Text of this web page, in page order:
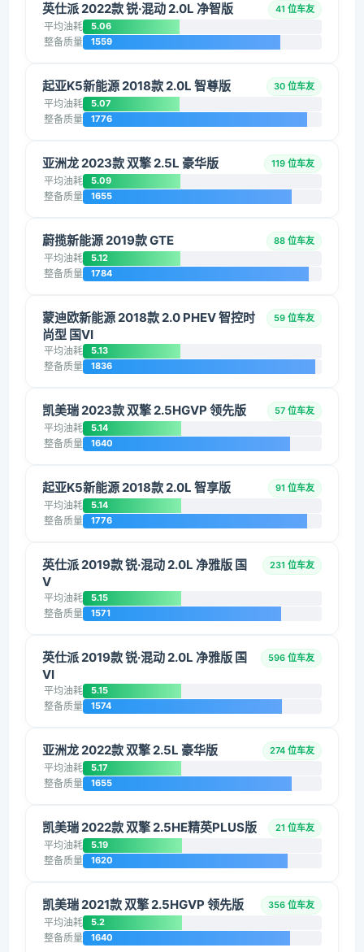
英仕派 2022款 锐·混动 2.0L 净智版 41 位车友
平均油耗 5.06
整备质量 1559
起亚K5新能源 2018款 2.0L 智尊版 30 位车友
平均油耗 5.07
整备质量 1776
亚洲龙 2023款 双擎 2.5L 豪华版 119 位车友
平均油耗 5.09
整备质量 1655
蔚揽新能源 2019款 GTE 88 位车友
平均油耗 5.12
整备质量 1784
蒙迪欧新能源 2018款 2.0 PHEV 智控时
尚型 国VI
59 位车友
平均油耗 5.13
整备质量 1836
凯美瑞 2023款 双擎 2.5HGVP 领先版 57 位车友
平均油耗 5.14
整备质量 1640
起亚K5新能源 2018款 2.0L 智享版 91 位车友
平均油耗 5.14
整备质量 1776
英仕派 2019款 锐·混动 2.0L 净雅版 国
V
231 位车友
平均油耗 5.15
整备质量 1571
英仕派 2019款 锐·混动 2.0L 净雅版 国
VI
596 位车友
平均油耗 5.15
整备质量 1574
亚洲龙 2022款 双擎 2.5L 豪华版 274 位车友
平均油耗 5.17
整备质量 1655
凯美瑞 2022款 双擎 2.5HE精英PLUS版 21 位车友
平均油耗 5.19
整备质量 1620
凯美瑞 2021款 双擎 2.5HGVP 领先版 356 位车友
平均油耗 5.2
整备质量 1640